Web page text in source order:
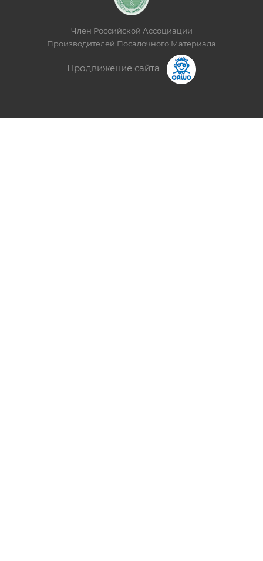
Член Российской Ассоциации
Производителей Посадочного Материала
Продвижение сайта